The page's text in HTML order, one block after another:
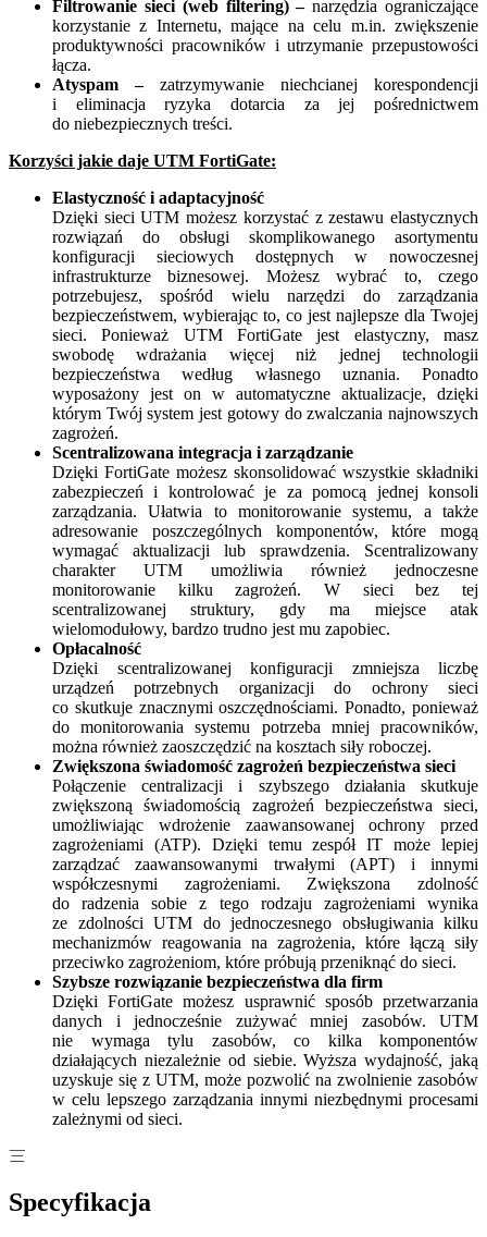
Filtrowanie sieci (web filtering) –narzędzia ograniczające
korzystanie z Internetu, mające na celu m.in. zwiększenie
produktywności pracowników i utrzymanie przepustowości
łącza.
Atyspam – zatrzymywanie niechcianej korespondencji
i eliminacja ryzyka dotarcia za jej pośrednictwem
do niebezpiecznych treści.
Korzyści jakie daje UTM FortiGate:
Elastyczność i adaptacyjność
Dzięki sieci UTM możesz korzystać z zestawu elastycznych
rozwiązań do obsługi skomplikowanego asortymentu
konfiguracji sieciowych dostępnych w nowoczesnej
infrastrukturze biznesowej. Możesz wybrać to, czego
potrzebujesz, spośród wielu narzędzi do zarządzania
bezpieczeństwem, wybierając to, co jest najlepsze dla Twojej
sieci. Ponieważ UTM FortiGate jest elastyczny, masz
swobodę wdrażania więcej niż jednej technologii
bezpieczeństwa według własnego uznania. Ponadto
wyposażony jest on w automatyczne aktualizacje, dzięki
którym Twój system jest gotowy do zwalczania najnowszych
zagrożeń.
Scentralizowana integracja i zarządzanie
Dzięki FortiGate możesz skonsolidować wszystkie składniki
zabezpieczeń i kontrolować je za pomocą jednej konsoli
zarządzania. Ułatwia to monitorowanie systemu, a także
adresowanie poszczególnych komponentów, które mogą
wymagać aktualizacji lub sprawdzenia. Scentralizowany
charakter UTM umożliwia również jednoczesne
monitorowanie kilku zagrożeń. W sieci bez tej
scentralizowanej struktury, gdy ma miejsce atak
wielomodułowy, bardzo trudno jest mu zapobiec.
Opłacalność
Dzięki scentralizowanej konfiguracji zmniejsza liczbę
urządzeń potrzebnych organizacji do ochrony sieci
co skutkuje znacznymi oszczędnościami. Ponadto, ponieważ
do monitorowania systemu potrzeba mniej pracowników,
można również zaoszczędzić na kosztach siły roboczej.
Zwiększona świadomość zagrożeń bezpieczeństwa sieci
Połączenie centralizacji i szybszego działania skutkuje
zwiększoną świadomością zagrożeń bezpieczeństwa sieci,
umożliwiając wdrożenie zaawansowanej ochrony przed
zagrożeniami (ATP). Dzięki temu zespół IT może lepiej
zarządzać zaawansowanymi trwałymi (APT) i innymi
współczesnymi zagrożeniami. Zwiększona zdolność
do radzenia sobie z tego rodzaju zagrożeniami wynika
ze zdolności UTM do jednoczesnego obsługiwania kilku
mechanizmów reagowania na zagrożenia, które łączą siły
przeciwko zagrożeniom, które próbują przeniknąć do sieci.
Szybsze rozwiązanie bezpieczeństwa dla firm
Dzięki FortiGate możesz usprawnić sposób przetwarzania
danych i jednocześnie zużywać mniej zasobów. UTM
nie wymaga tylu zasobów, co kilka komponentów
działających niezależnie od siebie. Wyższa wydajność, jaką
uzyskuje się z UTM, może pozwolić na zwolnienie zasobów
w celu lepszego zarządzania innymi niezbędnymi procesami
zależnymi od sieci.
Specyfikacja